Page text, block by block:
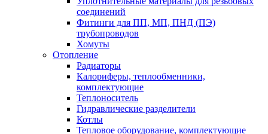
соединений
Фитинги для ПП, МП, ПНД (ПЭ)
трубопроводов
Хомуты
Отопление
Радиаторы
Калориферы, теплообменники,
комплектующие
Теплоноситель
Гидравлические разделители
Котлы
Тепловое оборудование, комплектующие